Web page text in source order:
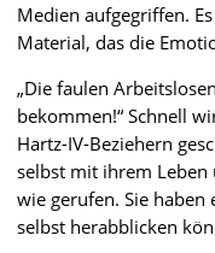
Medien aufgegriffen.
Material, das die
„Die faulen
bekommen!“ Schnell
Hartz-IV-Beziehern
selbst mit ihrem
wie gerufen. Sie
selbst herabblicken